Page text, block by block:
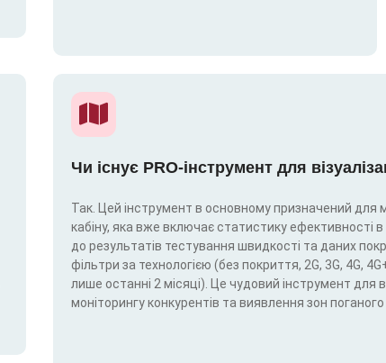
Чи існує PRO-інструмент для
Так. Цей інструмент в основному призначений для
кабіну, яка вже включає статистику ефективності в
до результатів тестування швидкості та даних
фільтри за технологією (без покриття, 2G, 3G, 4G,
лише останні 2 місяці). Це чудовий інструмент для
моніторингу конкурентів та виявлення зон